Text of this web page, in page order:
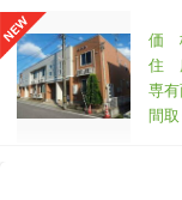
価
住
専
間取